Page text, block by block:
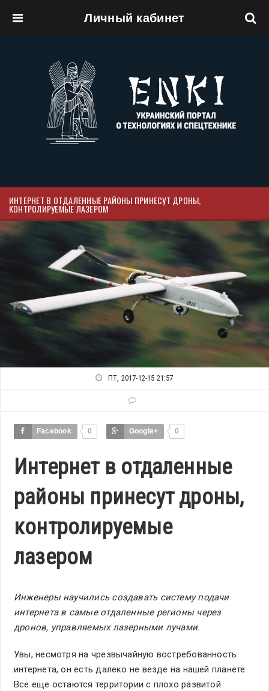
Личный кабинет
ИНТЕРНЕТ В ОТДАЛЕННЫЕ РАЙОНЫ ПРИНЕСУТ ДРОНЫ,
КОНТРОЛИРУЕМЫЕ ЛАЗЕРОМ
ПТ, 2017-12-15 21:57
Facebook 0 Google+ 0
Интернет в отдаленные
районы принесут дроны,
контролируемые
лазером
Инженеры научились создавать систему подачи
интернета в самые отдаленные регионы через
дронов, управляемых лазерными лучами.
Увы, несмотря на чрезвычайную востребованность
интернета, он есть далеко не везде на нашей планете.
Все еще остаются территории с плохо развитой